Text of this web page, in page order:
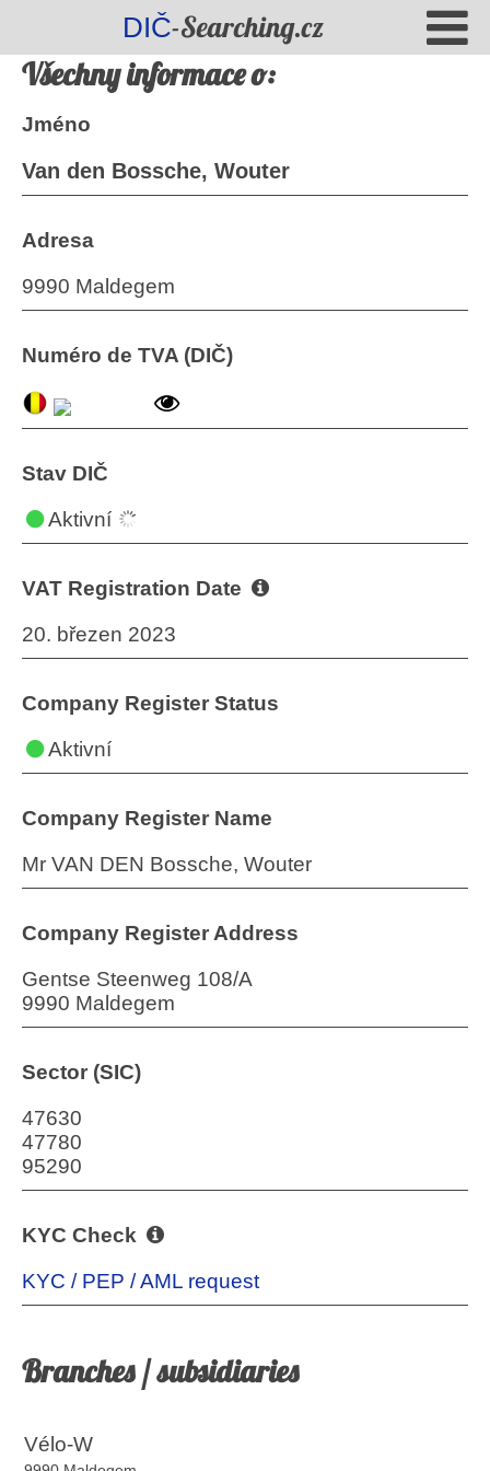
DIČ-Searching.cz
Všechny informace o:
Jméno
Van den Bossche, Wouter
Adresa
9990 Maldegem
Numéro de TVA (DIČ)
Stav DIČ
Aktivní
VAT Registration Date
20. březen 2023
Company Register Status
Aktivní
Company Register Name
Mr VAN DEN Bossche, Wouter
Company Register Address
Gentse Steenweg 108/A
9990 Maldegem
Sector (SIC)
47630
47780
95290
KYC Check
KYC / PEP / AML request
Branches / subsidiaries
Vélo-W